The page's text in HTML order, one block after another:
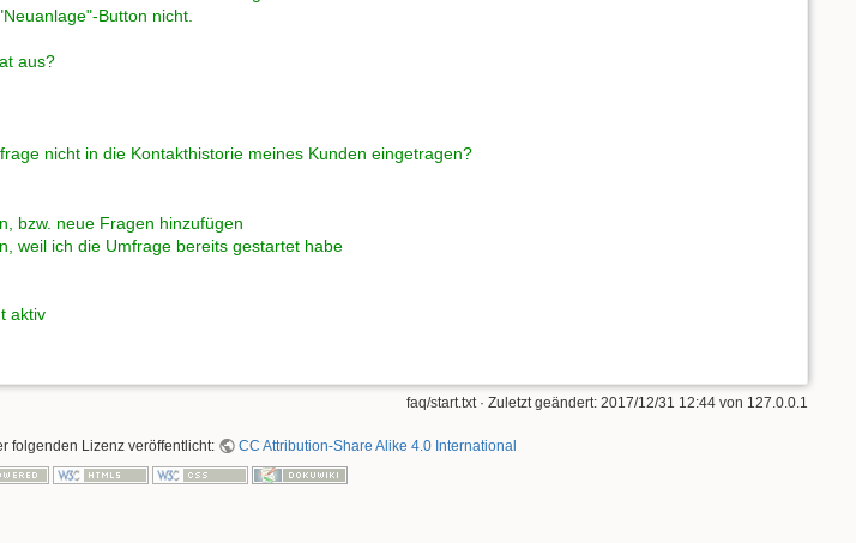
Button nicht.
aus?
nicht in die Kontakthistorie meines Kunden eingetragen?
bzw. neue Fragen hinzufügen
weil ich die Umfrage bereits gestartet habe
aktiv
faq/start.txt · Zuletzt geändert: 2017/12/31 12:44 von 127.0.0.1
folgenden Lizenz veröffentlicht: CC Attribution-Share Alike 4.0 International